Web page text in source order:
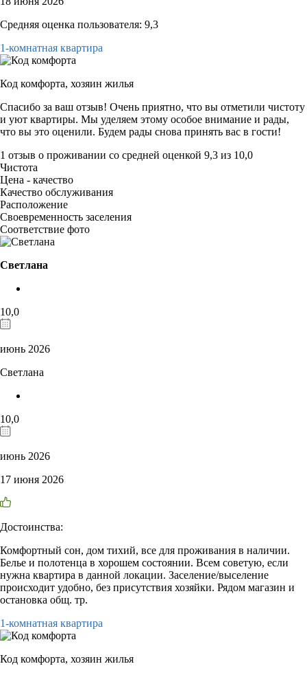
Средняя оценка пользователя: 9,3
1-комнатная квартира
Код комфорта, хозяин жилья
Спасибо за ваш отзыв! Очень приятно, что вы отметили чистоту
и уют квартиры. Мы уделяем этому особое внимание и рады,
что вы это оценили. Будем рады снова принять вас в гости!
1 отзыв о проживании со средней оценкой 9,3 из 10,0
Чистота
Цена - качество
Качество обслуживания
Расположение
Своевременность заселения
Соответствие фото
Светлана
10,0
июнь 2026
Светлана
10,0
июнь 2026
17 июня 2026
Достоинства:
Комфортный сон, дом тихий, все для проживания в наличии.
Белье и полотенца в хорошем состоянии. Всем советую, если
нужна квартира в данной локации. Заселение/выселение
происходит удобно, без присутствия хозяйки. Рядом магазин и
остановка общ. тр.
1-комнатная квартира
Код комфорта, хозяин жилья